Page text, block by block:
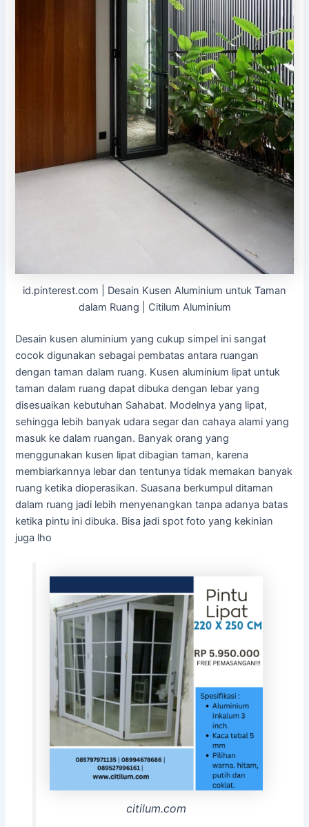
id.pinterest.com | Desain Kusen Aluminium untuk Taman
dalam Ruang | Citilum Aluminium
Desain kusen aluminium yang cukup simpel ini sangat
cocok digunakan sebagai pembatas antara ruangan
dengan taman dalam ruang. Kusen aluminium lipat untuk
taman dalam ruang dapat dibuka dengan lebar yang
disesuaikan kebutuhan Sahabat. Modelnya yang lipat,
sehingga lebih banyak udara segar dan cahaya alami yang
masuk ke dalam ruangan. Banyak orang yang
menggunakan kusen lipat dibagian taman, karena
membiarkannya lebar dan tentunya tidak memakan banyak
ruang ketika dioperasikan. Suasana berkumpul ditaman
dalam ruang jadi lebih menyenangkan tanpa adanya batas
ketika pintu ini dibuka. Bisa jadi spot foto yang kekinian
juga lho
citilum.com